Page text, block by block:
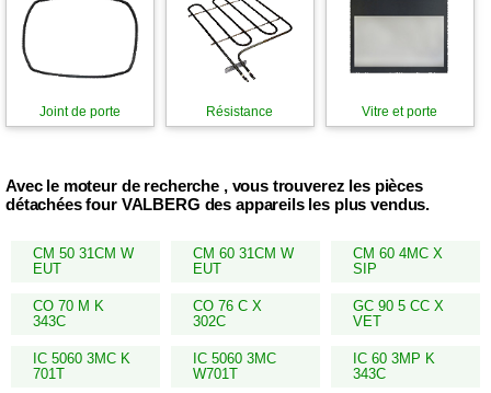
Joint de porte Résistance Vitre et porte
Avec le moteur de recherche , vous trouverez les pièces
détachées four VALBERG des appareils les plus vendus.
CM 50 31CM W
EUT
CM 60 31CM W
EUT
CM 60 4MC X
SIP
CO 70 M K
343C
CO 76 C X
302C
GC 90 5 CC X
VET
IC 5060 3MC K
701T
IC 5060 3MC
W701T
IC 60 3MP K
343C